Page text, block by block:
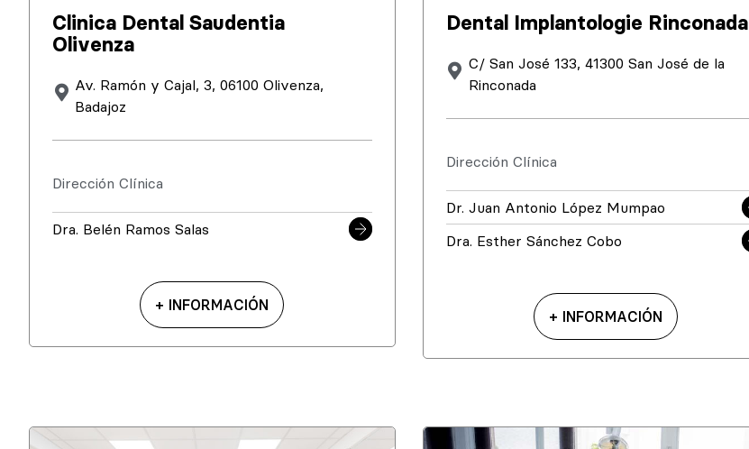
Clinica Dental Saudentia
Olivenza
Av. Ramón y Cajal, 3, 06100 Olivenza,
Badajoz
Dirección Clínica
Dra. Belén Ramos Salas
+ INFORMACIÓN
Dental Implantologie Rinconada
C/ San José 133, 41300 San José de la
Rinconada
Dirección Clínica
Dr. Juan Antonio López Mumpao
Dra. Esther Sánchez Cobo
+ INFORMACIÓN